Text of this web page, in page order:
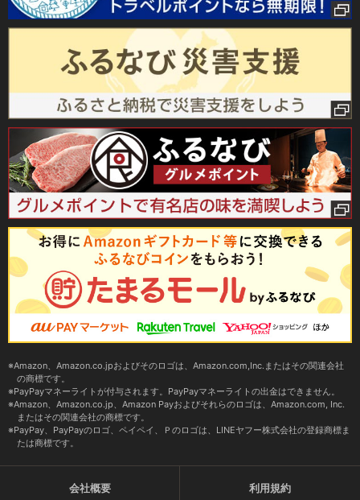
Amazon、Amazon.co.jpおよびそのロゴは、Amazon.com,Inc.またはその関連会社
の商標です。
PayPayマネーライトが付与されます。PayPayマネーライトの出金はできません。
Amazon、Amazon.co.jp、Amazon Payおよびそれらのロゴは、Amazon.com, Inc.
またはその関連会社の商標です。
PayPay、PayPayのロゴ、ペイペイ、Ｐのロゴは、LINEヤフー株式会社の登録商標ま
たは商標です。
会社概要 利用規約